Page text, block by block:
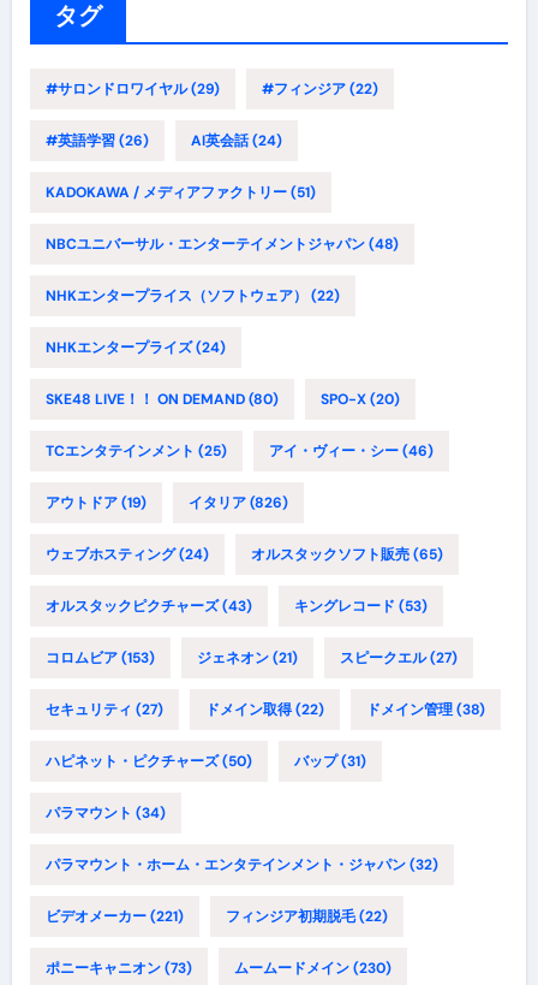
タグ
#サロンドロワイヤル(29) #フィンジア(22)
#英語学習(26) AI英会話(24)
KADOKAWA / メディアファクトリー(51)
NBCユニバーサル・エンターテイメントジャパン(48)
NHKエンタープライス（ソフトウェア） (22)
NHKエンタープライズ(24)
SKE48 LIVE！！ ON DEMAND(80) SPO-X(20)
TCエンタテインメント (25) アイ・ヴィー・シー(46)
アウトドア(19) イタリア(826)
ウェブホスティング(24) オルスタックソフト販売(65)
オルスタックピクチャーズ(43) キングレコード (53)
コロムビア(153) ジェネオン(21) スピークエル(27)
セキュリティ (27) ドメイン取得(22) ドメイン管理(38)
ハピネット・ピクチャーズ(50) バップ(31)
パラマウント (34)
パラマウント・ホーム・エンタテインメント・ジャパン(32)
ビデオメーカー(221) フィンジア初期脱毛(22)
ポニーキャニオン(73) ムームードメイン(230)